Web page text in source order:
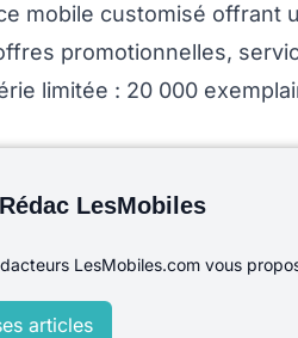
mobile customisé offrant
promotionnelles,
limitée : 20 000
LesMobiles
LesMobiles.com vous
articles